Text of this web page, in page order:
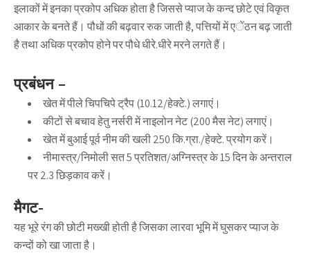
इलाकों में इनका प्रकोप अधिक होता है जिससे प्याज के कन्द छोटे एवं विकृत
आकार के बनते हैं। पौधों की बढ़वार रुक जाती है, पत्तियों में एेंठन बढ़ जाती
है तथा अधिक प्रकोप होने पर पौधे धीरे.धीरे मरने लगते हैं।
प्रबंधन –
खेत में पीले चिपचिपे ट्रैप (10.12/हेक्टे.) लगाएं।
कीटों से बचाव हेतु नर्सरी में नाइलोन नेट (200 मैस नेट) लगाएं।
खेत में बुआई पूर्व नीम की खली 250 कि.ग्रा./हेक्टे. प्रयोग करें।
नीमास्त्र/निमोली सत 5 प्रतिशत/अग्निस्त्र के 15 दिन के अन्तराल
पर 2.3 छिड़काव करें।
मैगट-
यह भूरे रंग की छोटी मख्खी होती है जिसका लारवा भूमि में घुसकर प्याज के
कन्दों को खा जाता है।